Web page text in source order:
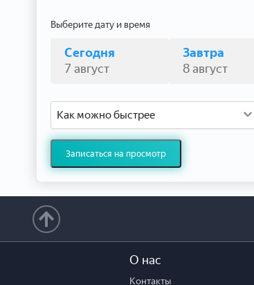
Выберите дату и время
Сегодня
7 август
Завтра
8 август
Как можно быстрее
Записаться на просмотр
О нас
Контакты